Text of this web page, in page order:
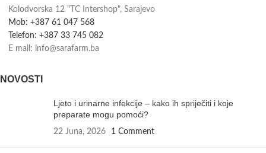
Kolodvorska 12 "TC Intershop", Sarajevo
Mob: +387 61 047 568
Telefon: +387 33 745 082
E mail: info@sarafarm.ba
NOVOSTI
Ljeto i urinarne infekcije – kako ih spriječiti i koje
preparate mogu pomoći?
22 Juna, 2026 1 Comment